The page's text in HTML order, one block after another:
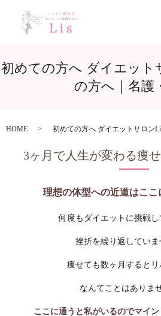
初めての方へ ダイエット
の方へ｜名護
HOME 初めての方へ ダイエットサロン
3ヶ月で人生が変わる痩
理想の体型への近道はここ
何度もダイエットに挑戦し
挫折を繰り返していま
痩せても数ヶ月するとリ
なんてことはありま
ここに通うと私がいるのでマイ